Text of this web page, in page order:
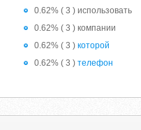
0.62% ( 3 ) использовать
0.62% ( 3 ) компании
0.62% ( 3 )которой
0.62% ( 3 )телефон